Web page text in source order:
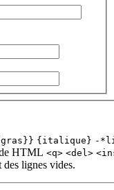
{italique} -
HTML <q> <del>
des lignes vides.